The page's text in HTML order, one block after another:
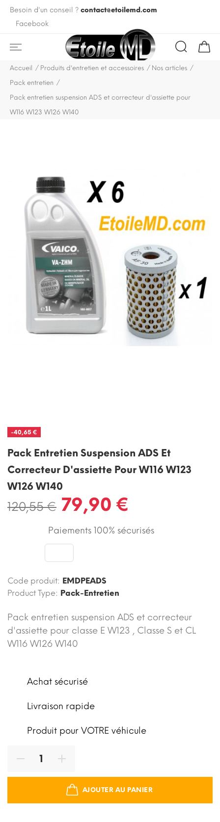
Besoin d'un conseil ? contact@etoilemd.com
Facebook
Accueil Produits d'entretien et accessoires
Nos articles
Pack entretien
Pack entretien suspension ADS et correcteur d'assiette pour
W116 W123 W126 W140
-40,65 €
Pack Entretien Suspension ADS Et
Correcteur D'assiette Pour W116 W123
W126 W140
120,55 € 79,90 €
Paiements 100% sécurisés
Code produit: EMDPEADS
Product Type: Pack-Entretien
Pack entretien suspension ADS et correcteur
d'assiette pour classe E W123 , Classe S et CL
W116 W126 W140
Achat sécurisé
Livraison rapide
Produit pour VOTRE véhicule
AJOUTER AU PANIER